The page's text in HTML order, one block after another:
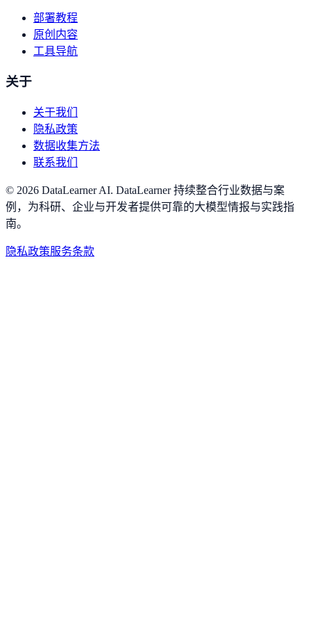
部署教程
原创内容
工具导航
关于
关于我们
隐私政策
数据收集方法
联系我们
© 2026 DataLearner AI. DataLearner 持续整合行业数据与案
例，为科研、企业与开发者提供可靠的大模型情报与实践指
南。
隐私政策服务条款